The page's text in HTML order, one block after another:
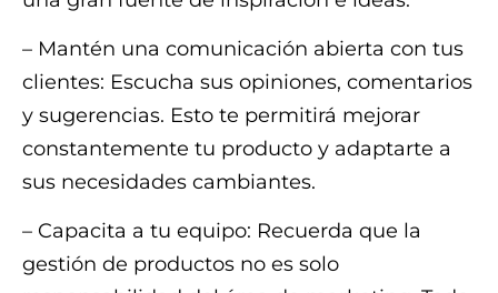
– Mantén una comunicación abierta con tus
clientes: Escucha sus opiniones, comentarios
y sugerencias. Esto te permitirá mejorar
constantemente tu producto y adaptarte a
sus necesidades cambiantes.
– Capacita a tu equipo: Recuerda que la
gestión de productos no es solo